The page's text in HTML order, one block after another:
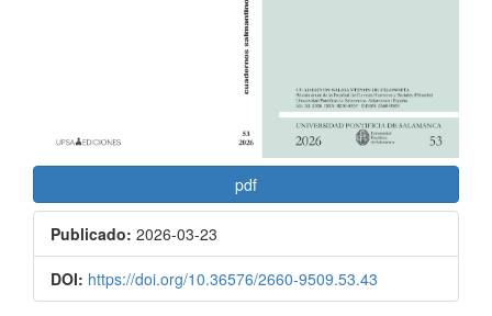
pdf
Publicado: 2026-03-23
DOI: https://doi.org/10.36576/2660-9509.53.43